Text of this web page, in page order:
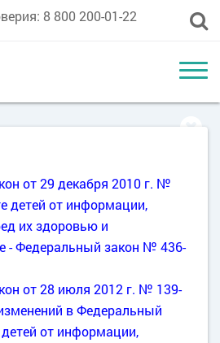
8 800 200-01-22
от 29 декабря 2010 г. №
детей от информации,
их здоровью и
- Федеральный закон № 436-
от 28 июля 2012 г. № 139-
в Федеральный
от информации,